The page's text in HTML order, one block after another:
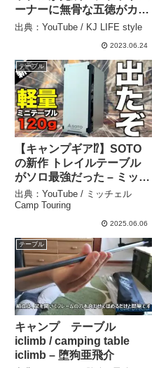
ーナーに無骨な五徳がカッ
コ良すぎる、、、アイアン
ン！.camping.campgear.
【ギア紹介】 – KJ LIFE
style
出典：YouTube / KJ LIFE style
2023.06.24
テーブル
【キャンプギア⁉️】SOTO
の新作 トレイルテーブル
がソロ最強だった – ミッチ
ェル Camp Touring
出典：YouTube / ミッチェル
Camp Touring
2025.06.06
テーブル
キャンプ テーブル
iclimb / camping table
iclimb – 堕狗亜飛介